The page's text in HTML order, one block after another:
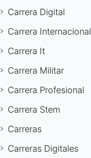
Carrera Digital
Carrera Internacional
Carrera It
Carrera Militar
Carrera Profesional
Carrera Stem
Carreras
Carreras Digitales